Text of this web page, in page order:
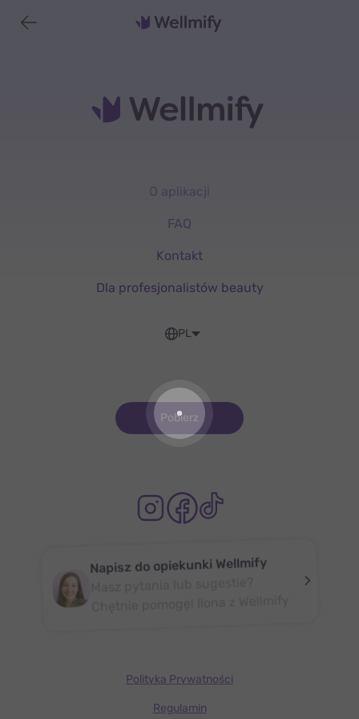
O aplikacji
FAQ
Kontakt
Dla profesjonalistów beauty
PL
Pobierz
Napisz do opiekunki Wellmify
Polityka Prywatności
Regulamin